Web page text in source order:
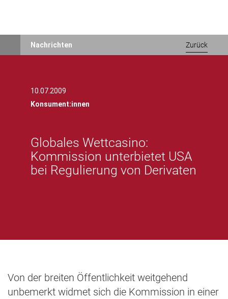
Nachrichten Zurück
10.07.2009
Konsument:innen
Globales Wettcasino:
Kommission unterbietet USA
bei Regulierung von Derivaten
Von der breiten Öffentlichkeit weitgehend
unbemerkt widmet sich die Kommission in einer